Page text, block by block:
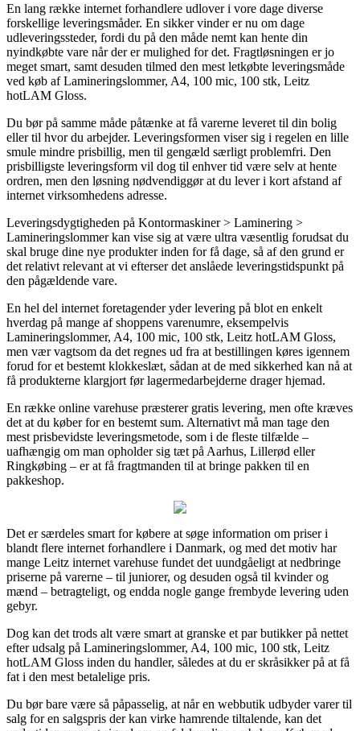
En lang række internet forhandlere udlover i vore dage diverse
forskellige leveringsmåder. En sikker vinder er nu om dage
udleveringssteder, fordi du på den måde nemt kan hente din
nyindkøbte vare når der er mulighed for det. Fragtløsningen er jo
meget smart, samt desuden tilmed den mest letkøbte leveringsmåde
ved køb af Lamineringslommer, A4, 100 mic, 100 stk, Leitz
hotLAM Gloss.
Du bør på samme måde påtænke at få varerne leveret til din bolig
eller til hvor du arbejder. Leveringsformen viser sig i regelen en lille
smule mindre prisbillig, men til gengæld særligt problemfri. Den
prisbilligste leveringsform vil dog til enhver tid være selv at hente
ordren, men den løsning nødvendiggør at du lever i kort afstand af
internet virksomhedens adresse.
Leveringsdygtigheden på Kontormaskiner > Laminering >
Lamineringslommer kan vise sig at være ultra væsentlig forudsat du
skal bruge dine nye produkter inden for få dage, så af den grund er
det relativt relevant at vi efterser det anslåede leveringstidspunkt på
den pågældende vare.
En hel del internet foretagender yder levering på blot en enkelt
hverdag på mange af shoppens varenumre, eksempelvis
Lamineringslommer, A4, 100 mic, 100 stk, Leitz hotLAM Gloss,
men vær vagtsom da det regnes ud fra at bestillingen køres igennem
forud for et bestemt klokkeslæt, sådan at de med sikkerhed kan nå at
få produkterne klargjort før lagermedarbejderne drager hjemad.
En række online varehuse præsterer gratis levering, men ofte kræves
det at du køber for en bestemt sum. Alternativt må man tage den
mest prisbevidste leveringsmetode, som i de fleste tilfælde –
uafhængig om man opholder sig tæt på Aarhus, Lillerød eller
Ringkøbing – er at få fragtmanden til at bringe pakken til en
pakkeshop.
Det er særdeles smart for købere at søge information om priser i
blandt flere internet forhandlere i Danmark, og med det motiv har
mange Leitz internet varehuse fundet det uundgåeligt at nedbringe
priserne på varerne – til juniorer, og desuden også til kvinder og
mænd – betragteligt, og endda nogle gange frembyde levering uden
gebyr.
Dog kan det trods alt være smart at granske et par butikker på nettet
efter udsalg på Lamineringslommer, A4, 100 mic, 100 stk, Leitz
hotLAM Gloss inden du handler, således at du er skråsikker på at få
fat i den mest betalelige pris.
Du bør bare være så påpasselig, at når en webbutik udbyder varer til
salg for en salgspris der kan virke hamrende tiltalende, kan det